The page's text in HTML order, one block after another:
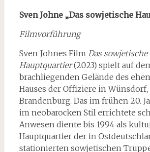
Sven Johne „Das sowjetische
Filmvorführung
Sven Johnes Film Das sowjetische
Hauptquartier(2023) spielt auf
brachliegenden Gelände des
Hauses der Offiziere in Wünsdorf,
Brandenburg. Das im frühen 20.
im neobarocken Stil errichtete
Anwesen diente bis 1994 als
Hauptquartier der in
stationierten sowjetischen